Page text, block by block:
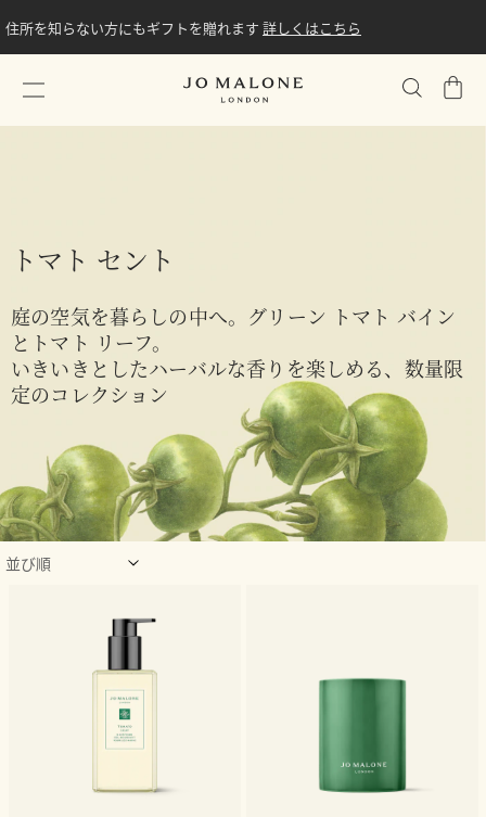
住所を知らない方にもギフトを贈れます 詳しくはこちら
シ
トマト セント
庭の空気を暮らしの中へ。グリーン トマト バイン
とトマト リーフ。
いきいきとしたハーバルな香りを楽しめる、数量限
定のコレクション